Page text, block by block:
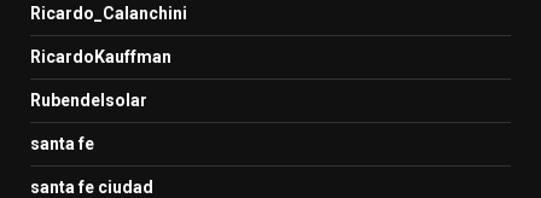
Ricardo_Calanchini
RicardoKauffman
Rubendelsolar
santa fe
santa fe ciudad